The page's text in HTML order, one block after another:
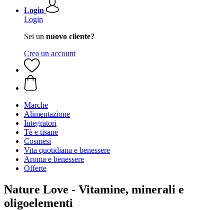
Login
Login
Sei un nuovo cliente?
Crea un account
Marche
Alimentazione
Integratori
Tè e tisane
Cosmesi
Vita quotidiana e benessere
Aroma e benessere
Offerte
Nature Love - Vitamine, minerali e
oligoelementi